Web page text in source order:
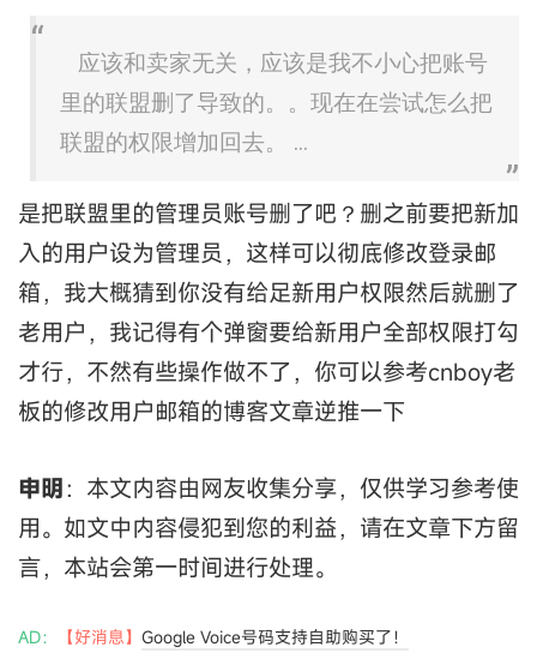
应该和卖家无关，应该是我不小心把账号
里的联盟删了导致的。。现在在尝试怎么把
联盟的权限增加回去。 ...
是把联盟里的管理员账号删了吧？删之前要把新加
入的用户设为管理员，这样可以彻底修改登录邮
箱，我大概猜到你没有给足新用户权限然后就删了
老用户，我记得有个弹窗要给新用户全部权限打勾
才行，不然有些操作做不了，你可以参考cnboy老
板的修改用户邮箱的博客文章逆推一下
申明：本文内容由网友收集分享，仅供学习参考使
用。如文中内容侵犯到您的利益，请在文章下方留
言，本站会第一时间进行处理。
AD： 【好消息】 Google Voice号码支持自助购买了！